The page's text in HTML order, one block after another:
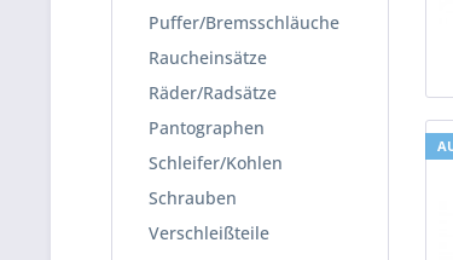
Puffer/Bremsschläuche
Raucheinsätze
Räder/Radsätze
Pantographen
Schleifer/Kohlen
Schrauben
Verschleißteile